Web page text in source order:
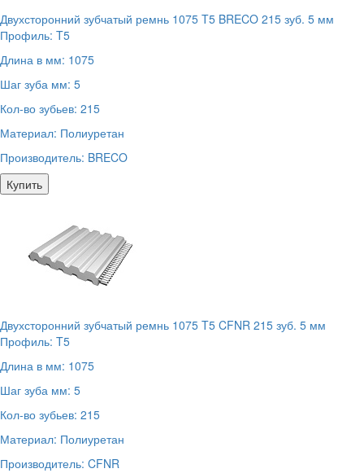
Двухсторонний зубчатый ремнь 1075 T5 BRECO 215 зуб. 5 мм
Профиль: T5
Длина в мм: 1075
Шаг зуба мм: 5
Кол-во зубьев: 215
Материал: Полиуретан
Производитель: BRECO
Купить
Двухсторонний зубчатый ремнь 1075 T5 CFNR 215 зуб. 5 мм
Профиль: T5
Длина в мм: 1075
Шаг зуба мм: 5
Кол-во зубьев: 215
Материал: Полиуретан
Производитель: CFNR